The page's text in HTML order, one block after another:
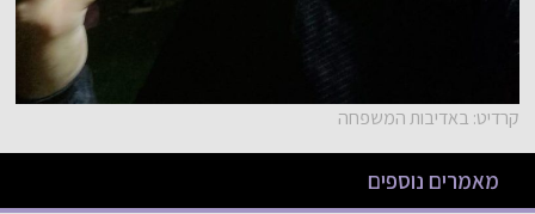
קרדיט: באדיבות המשפחה
מאמרים נוספים